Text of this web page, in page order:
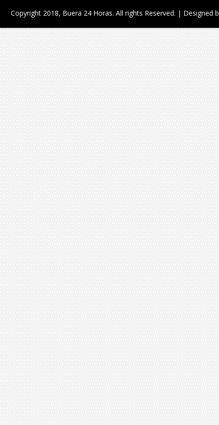
Copyright 2018, Buera 24 Horas. All rights Reserved. | Designed